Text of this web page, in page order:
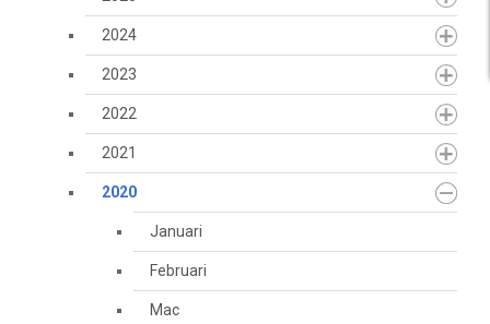
2024
2023
2022
2021
2020
Januari
Februari
Mac